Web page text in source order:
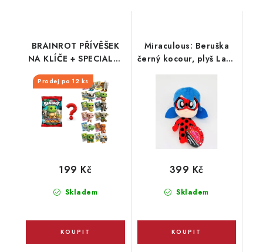
BRAINROT PŘÍVĚŠEK
NA KLÍČE + SPECIALNÍ
KARTA
Prodej po 12 ks
Skladem
199 Kč
Miraculous: Beruška
černý kocour, plyš Lady
Skladem
399 Kč